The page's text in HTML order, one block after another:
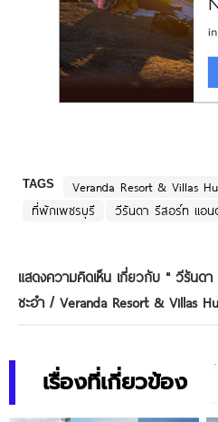
TAGS Veranda Resort & Villas
ที่พักเพชรบุรี
วีรันดา รีสอร์ท แอ
แสดงความคิดเห็น เกี่ยวกับ " วีรันด
ชะอำ / Veranda Resort & Villas
เรื่องที่เกี่ยวข้อง